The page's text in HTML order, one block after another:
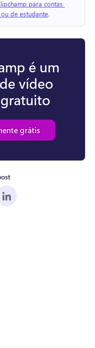
para contas
de estudante.
é um
vídeo
grátis